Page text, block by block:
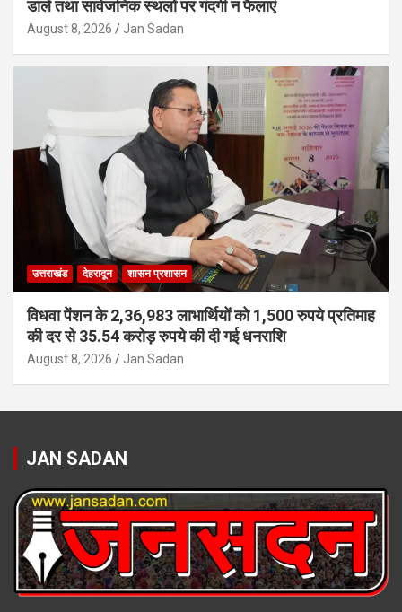
डालें तथा सार्वजनिक स्थलों पर गंदगी न फैलाएं
August 8, 2026 Jan Sadan
उत्तराखंड देहरादून शासन प्रशासन
विधवा पेंशन के 2,36,983 लाभार्थियों को 1,500 रुपये प्रतिमाह
की दर से 35.54 करोड़ रुपये की दी गई धनराशि
August 8, 2026 Jan Sadan
JAN SADAN